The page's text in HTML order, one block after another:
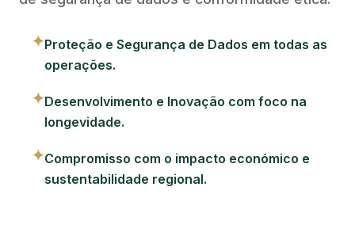
✦Proteção e Segurança de Dados em todas as
operações.
✦Desenvolvimento e Inovação com foco na
longevidade.
✦Compromisso com o impacto económico e
sustentabilidade regional.